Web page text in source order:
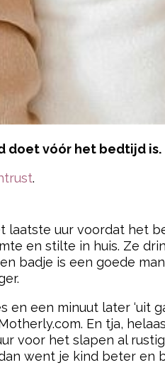
doet vóór het bedtijd is.
.
laatste uur voordat het
en stilte in huis. Ze
badje is een goede
een minuut later ‘uit
En tja,
voor het slapen al
went je kind beter en